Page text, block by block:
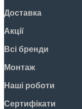
Доставка
Акції
Всі бренди
Монтаж
Наші роботи
Сертифікати